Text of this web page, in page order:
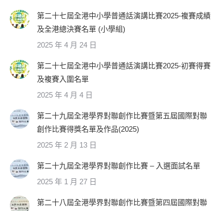
第二十七屆全港中小學普通話演講比賽2025-複賽成績
及全港總決賽名單 (小學組)
2025 年 4 月 24 日
第二十七屆全港中小學普通話演講比賽2025-初賽得賽
及複賽入圍名單
2025 年 4 月 4 日
第二十九屆全港學界對聯創作比賽暨第五屆國際對聯
創作比賽得獎名單及作品(2025)
2025 年 2 月 13 日
第二十九屆全港學界對聯創作比賽 – 入選面試名單
2025 年 1 月 27 日
第二十八屆全港學界對聯創作比賽暨第四屆國際對聯